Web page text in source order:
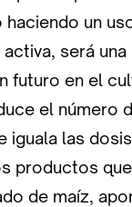
un
será
futuro en el
el número
iguala las
productos
de maíz,